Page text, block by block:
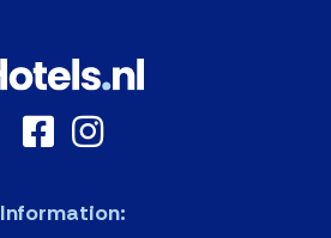
Information: